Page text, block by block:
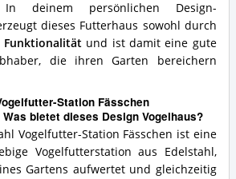
In deinem persönlichen Design-
dieses Futterhaus sowohl durch
Funktionalität und ist damit eine gute
die ihren Garten bereichern
Station Fässchen
bietet dieses Design Vogelhaus?
Vogelfutter-Station Fässchen ist eine
Vogelfutterstation aus Edelstahl,
Gartens aufwertet und gleichzeitig